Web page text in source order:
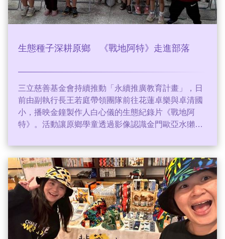
生態種子深耕原鄉 《戰地阿特》走進部落
三立慈善基金會持續推動「永續推廣教育計畫」，日
前由副執行長王若庭帶領團隊前往花蓮卓樂與卓清國
小，播映金鐘製作人白心儀的生態紀錄片《戰地阿
特》。活動讓原鄉學童透過影像認識金門歐亞水獺，
抱，台灣的精靈》，未來更規劃讓孩子北上參與永續
博覽會與小小主播營，透過多元行動深耕偏鄉教育，
實踐生物多樣性與環境永續目標。